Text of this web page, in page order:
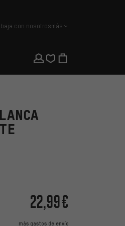
con nosotrosmás
22,99€
más gastos de envío